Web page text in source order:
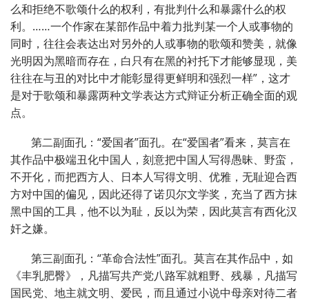
么和拒绝不歌颂什么的权利，有批判什么和暴露什么的权
利。……一个作家在某部作品中着力批判某一个人或事物的
同时，往往会表达出对另外的人或事物的歌颂和赞美，就像
光明因为黑暗而存在，白只有在黑的衬托下才能够显现，美
往往在与丑的对比中才能彰显得更鲜明和强烈一样”，这才
是对于歌颂和暴露两种文学表达方式辩证分析正确全面的观
点。
第二副面孔：“爱国者”面孔。在“爱国者”看来，莫言在
其作品中极端丑化中国人，刻意把中国人写得愚昧、野蛮，
不开化，而把西方人、日本人写得文明、优雅，无耻迎合西
方对中国的偏见，因此还得了诺贝尔文学奖，充当了西方抹
黑中国的工具，他不以为耻，反以为荣，因此莫言有西化汉
奸之嫌。
第三副面孔：“革命合法性”面孔。莫言在其作品中，如
《丰乳肥臀》，凡描写共产党八路军就粗野、残暴，凡描写
国民党、地主就文明、爱民，而且通过小说中母亲对待二者